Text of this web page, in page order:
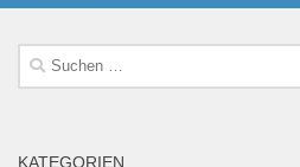
Suchen
nach:
KATEGORIEN